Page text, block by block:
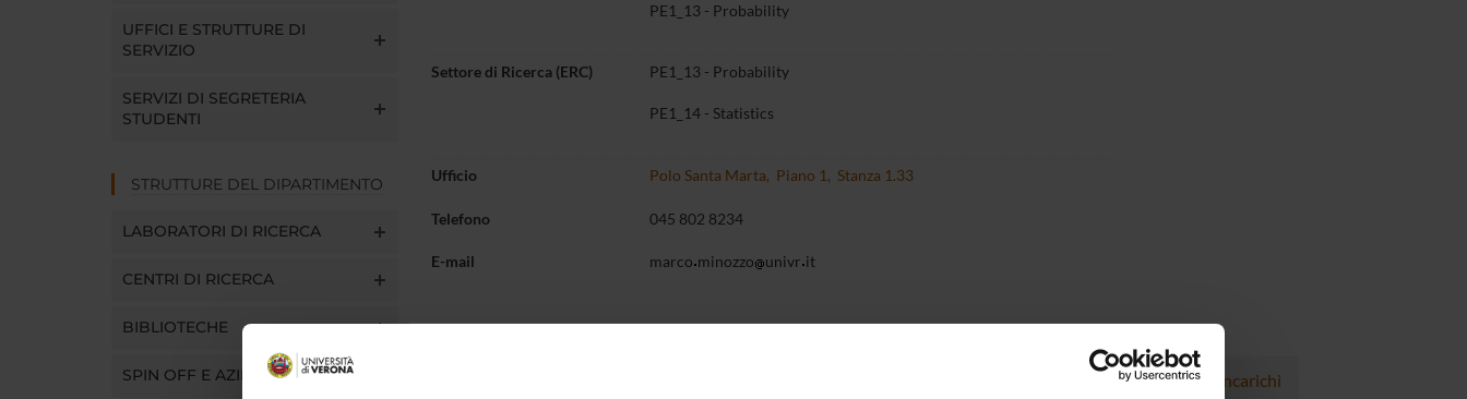
UFFICI E STRUTTURE DI
SERVIZIO
SERVIZI DI SEGRETERIA
STUDENTI
STRUTTURE DEL DIPARTIMENTO
LABORATORI DI RICERCA
CENTRI DI RICERCA
BIBLIOTECHE
SPIN OFF E AZIENDE
PE1_13 - Probability
Settore di Ricerca (ERC) PE1_13 - Probability
PE1_14 - Statistics
Ufficio Polo Santa Marta, Piano 1, Stanza 1.33
Telefono 045 802 8234
E-mail marco minozzo univr it
Pubblicazioni Incarichi